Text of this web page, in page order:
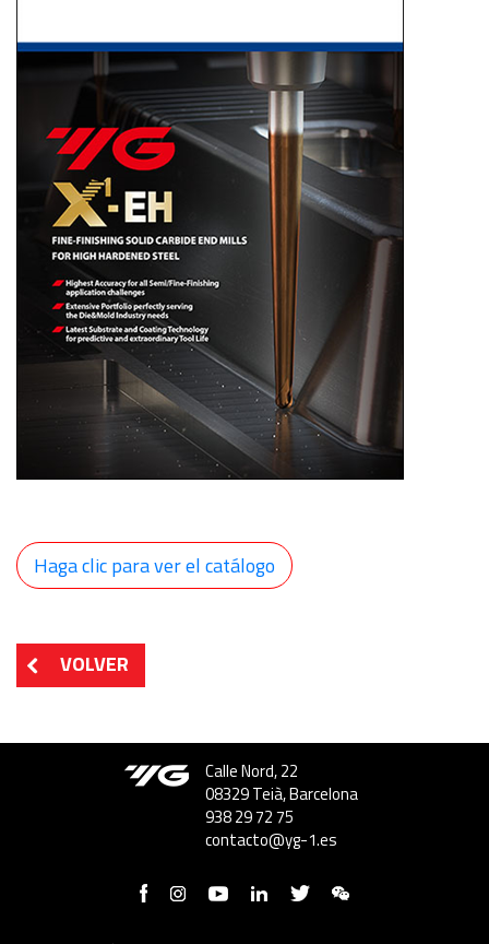
Haga clic para ver el catálogo
VOLVER
Calle Nord, 22
08329 Teià, Barcelona
938 29 72 75
contacto@yg-1.es